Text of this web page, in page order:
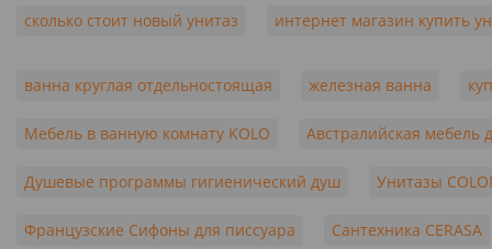
сколько стоит новый унитаз интернет магазин купить
ванна круглая отдельностоящая железная ванна
Мебель в ванную комнату KOLO Австралийская мебель
Душевые программы гигиенический душ Унитазы
Французские Сифоны для писсуара Сантехника CERASA